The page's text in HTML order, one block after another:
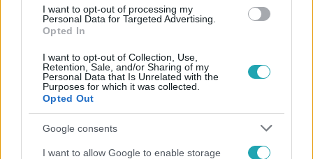
I want to opt-out of processing my
Personal Data for Targeted Advertising.
Opted In
I want to opt-out of Collection, Use,
Retention, Sale, and/or Sharing of my
Personal Data that Is Unrelated with the
Purposes for which it was collected.
Opted Out
Google consents
I want to allow Google to enable storage
Népszerű